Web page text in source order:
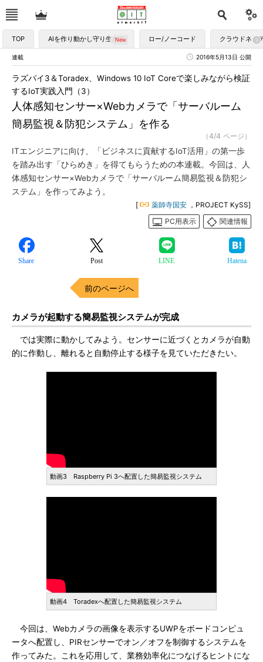
TOP AIを作り動かし守り生かす ロー/ノーコード クラウドネイ
連載 2016年5月13日 公開
人体感知センサー×Webカメラで「サーバルーム
簡易監視＆防犯システム」を作る
ラズパイ3＆Toradex、Windows 10 IoT Coreで楽しみながら検証
するIoT実践入門（3）
（4/4 ページ）
ITエンジニアに向け、「ビジネスに貢献するIoT活用」の第一歩
を踏み出す「ひらめき」を得てもらうための本連載。今回は、人
体感知センサー×Webカメラで「サーバルーム簡易監視＆防犯シ
ステム」を作ってみよう。
[ 薬師寺国安 ，PROJECT KySS]
PC用表示
関連情報
Share Post LINE Hatena
前のページへ
カメラが起動する簡易監視システムが完成
では実際に動かしてみよう。センサーに近づくとカメラが自動
的に作動し、離れると自動停止する様子を見ていただきたい。
動画3 Raspberry Pi 3へ配置した簡易監視システム
動画4 Toradexへ配置した簡易監視システム
今回は、Webカメラの画像を表示するUWPをボードコンピュ
ータへ配置し、PIRセンサーでオン／オフを制御するシステムを
作ってみた。これを応用して、業務効率化につなげるヒントにな